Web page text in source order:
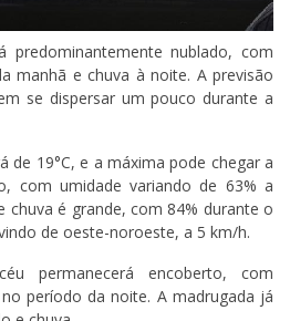
predominantemente nublado, com
manhã e chuva à noite. A previsão
se dispersar um pouco durante a
de 19°C, e a máxima pode chegar a
com umidade variando de 63% a
chuva é grande, com 84% durante o
de oeste-noroeste, a 5 km/h.
permanecerá encoberto, com
período da noite. A madrugada já